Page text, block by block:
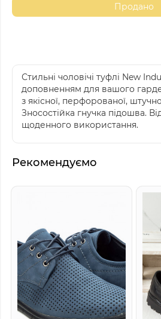
Продано
Стильні чоловічі туфлі New
доповненням для вашого
з якісної, перфорованої,
Зносостійка гнучка підошва.
щоденного використання.
Рекомендуємо